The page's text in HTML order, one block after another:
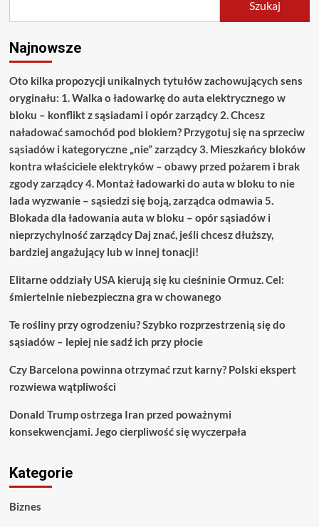
Szukaj
Najnowsze
Oto kilka propozycji unikalnych tytułów zachowujących sens
oryginału: 1. Walka o ładowarkę do auta elektrycznego w
bloku – konflikt z sąsiadami i opór zarządcy 2. Chcesz
naładować samochód pod blokiem? Przygotuj się na sprzeciw
sąsiadów i kategoryczne „nie” zarządcy 3. Mieszkańcy bloków
kontra właściciele elektryków – obawy przed pożarem i brak
zgody zarządcy 4. Montaż ładowarki do auta w bloku to nie
lada wyzwanie – sąsiedzi się boją, zarządca odmawia 5.
Blokada dla ładowania auta w bloku – opór sąsiadów i
nieprzychylność zarządcy Daj znać, jeśli chcesz dłuższy,
bardziej angażujący lub w innej tonacji!
Elitarne oddziały USA kierują się ku cieśninie Ormuz. Cel:
śmiertelnie niebezpieczna gra w chowanego
Te rośliny przy ogrodzeniu? Szybko rozprzestrzenią się do
sąsiadów – lepiej nie sadź ich przy płocie
Czy Barcelona powinna otrzymać rzut karny? Polski ekspert
rozwiewa wątpliwości
Donald Trump ostrzega Iran przed poważnymi
konsekwencjami. Jego cierpliwość się wyczerpała
Kategorie
Biznes